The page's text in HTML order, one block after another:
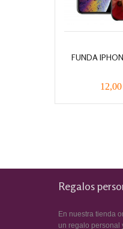
FUNDA
Regalos
En nuestra tienda
un regalo personal